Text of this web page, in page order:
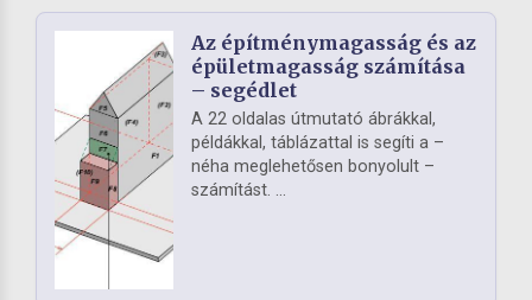
Az építménymagasság és az
épületmagasság számítása
– segédlet
A 22 oldalas útmutató ábrákkal,
példákkal, táblázattal is segíti a –
néha meglehetősen bonyolult –
számítást. ...